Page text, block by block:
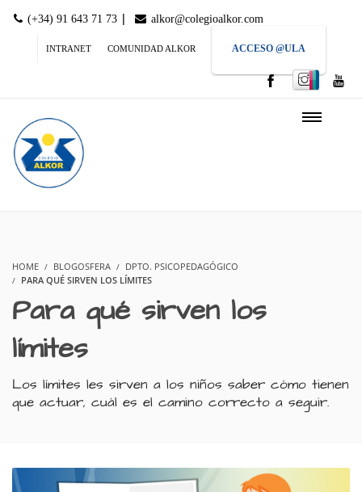
(+34) 91 643 71 73 | alkor@colegioalkor.com
INTRANET COMUNIDAD ALKOR ACCESO @ULA
HOME BLOGOSFERA
DPTO. PSICOPEDAGÓGICO
PARA QUÉ SIRVEN LOS LÍMITES
Para qué sirven los
límites
Los límites les sirven a los niños saber cómo tienen
que actuar, cuál es el camino correcto a seguir.